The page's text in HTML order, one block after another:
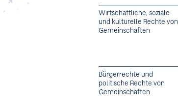
Wirtschaftliche, soziale
und kulturelle Rechte von
Gemeinschaften
Bürgerrechte und
politische Rechte von
Gemeinschaften